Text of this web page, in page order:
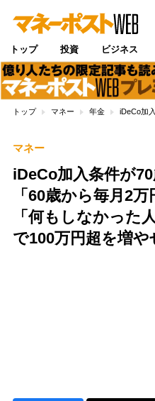
トップ 投資 ビジネス
トップ マネー 年金 iDeCo加
マネー
iDeCo加入条件が
「60歳から毎月2
「何もしなかった
で100万円超を増や